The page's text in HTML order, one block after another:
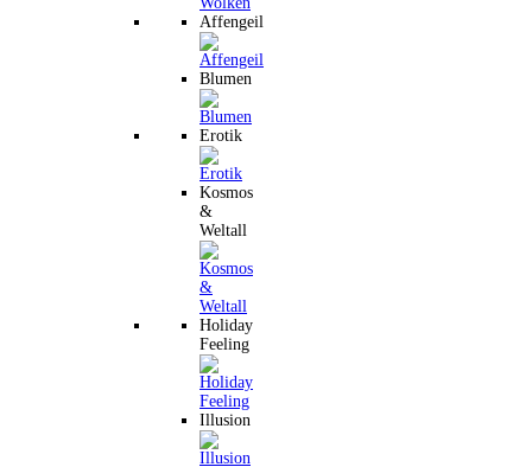
Affengeil
Blumen
Erotik
Kosmos
&
Weltall
Holiday
Feeling
Illusion